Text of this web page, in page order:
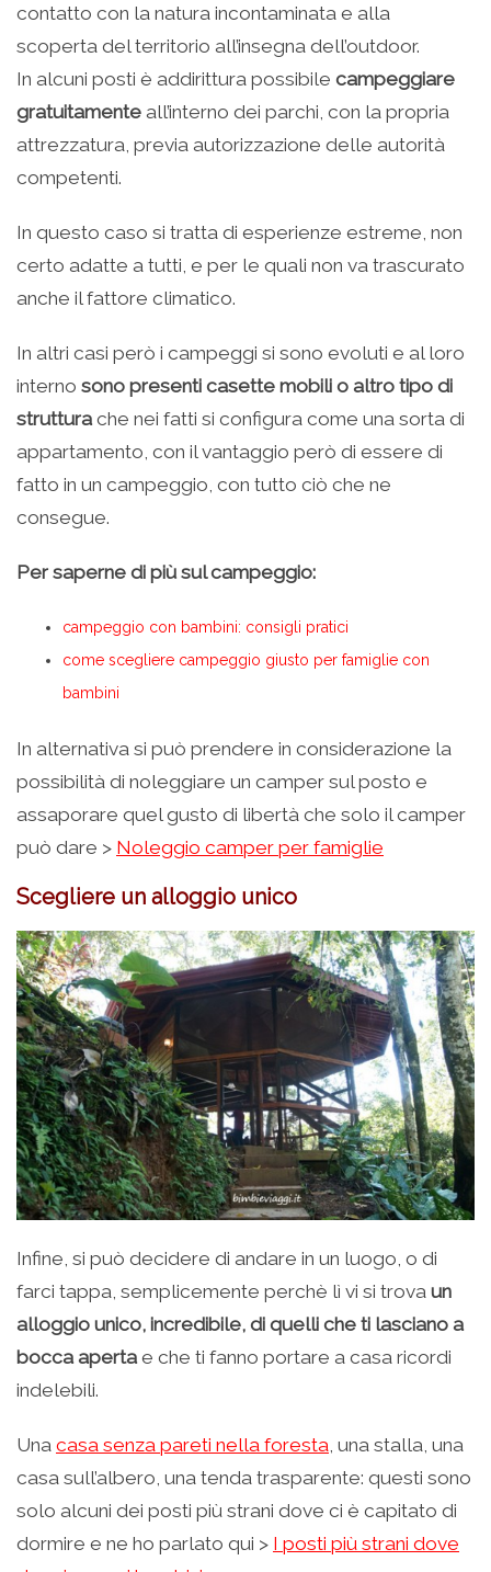
contatto con la natura incontaminata e alla
scoperta del territorio all’insegna dell’outdoor.
In alcuni posti è addirittura possibile campeggiare
gratuitamente all’interno dei parchi, con la propria
attrezzatura, previa autorizzazione delle autorità
competenti.
In questo caso si tratta di esperienze estreme, non
certo adatte a tutti, e per le quali non va trascurato
anche il fattore climatico.
In altri casi però i campeggi si sono evoluti e al loro
interno sono presenti casette mobili o altro tipo di
strutturache nei fatti si configura come una sorta di
appartamento, con il vantaggio però di essere di
fatto in un campeggio, con tutto ciò che ne
consegue.
Per saperne di più sul campeggio:
campeggio con bambini: consigli pratici
come scegliere campeggio giusto per famiglie con
bambini
In alternativa si può prendere in considerazione la
possibilità di noleggiare un camper sul posto e
assaporare quel gusto di libertà che solo il camper
può dare > Noleggio camper per famiglie
Scegliere un alloggio unico
Infine, si può decidere di andare in un luogo, o di
farci tappa, semplicemente perchè lì vi si trova un
alloggio unico, incredibile, di quelli che ti lasciano a
bocca apertae che ti fanno portare a casa ricordi
indelebili.
Una casa senza pareti nella foresta, una stalla, una
casa sull’albero, una tenda trasparente: questi sono
solo alcuni dei posti più strani dove ci è capitato di
dormire e ne ho parlato qui > I posti più strani dove